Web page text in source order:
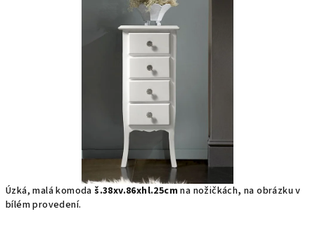
Úzká, malá komodaš.38xv.86xhl.25cmna nožičkách, na obrázku v
bílém provedení.